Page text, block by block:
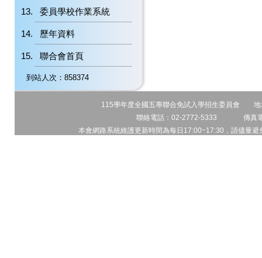
委員學校作業系統
歷年資料
聯合會首頁
到站人次：858374
115學年度全國五專聯合免試入學招生委員會 地
聯絡電話：02-2772-5333 傳真
本會網路系統維護更新時間為每日17:00~17:30，請儘量